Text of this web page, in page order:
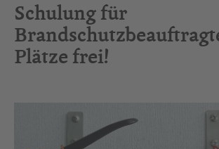
Schulung für
Plätze frei!